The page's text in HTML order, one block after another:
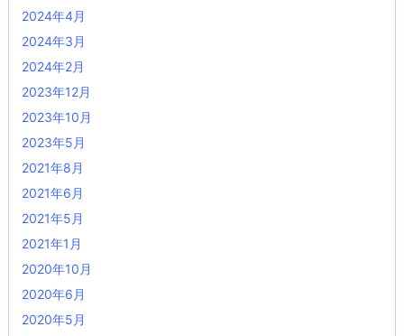
2024年4月
2024年3月
2024年2月
2023年12月
2023年10月
2023年5月
2021年8月
2021年6月
2021年5月
2021年1月
2020年10月
2020年6月
2020年5月